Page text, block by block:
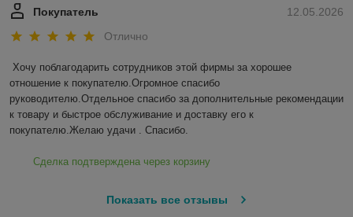
12.05.2026
Покупатель
Отлично
Хочу поблагодарить сотрудников этой фирмы за хорошее
отношение к покупателю.Огромное спасибо
руководителю.Отдельное спасибо за дополнительные рекомендации
к товару и быстрое обслуживание и доставку его к
покупателю.Желаю удачи . Спасибо.
Сделка подтверждена через корзину
Показать все отзывы